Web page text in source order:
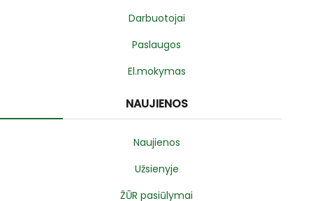
Darbuotojai
Paslaugos
El.mokymas
NAUJIENOS
Naujienos
Užsienyje
ŽŪR pasiūlymai